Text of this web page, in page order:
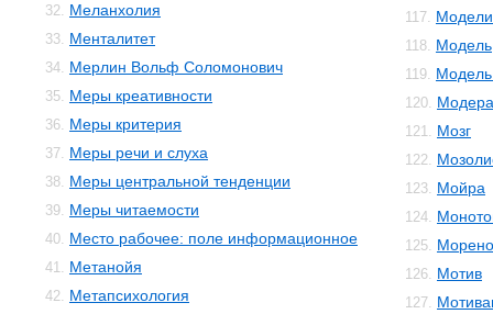
32. Меланхолия
33. Менталитет
34. Мерлин Вольф Соломонович
35. Меры креативности
36. Меры критерия
37. Меры речи и слуха
38. Меры центральной тенденции
39. Меры читаемости
40. Место рабочее: поле информационное
41. Метанойя
42. Метапсихология
117.
118. Модель
119. Модель
120.
121. Мозг
122.
123. Мойра
124.
125.
126. Мотив
127.